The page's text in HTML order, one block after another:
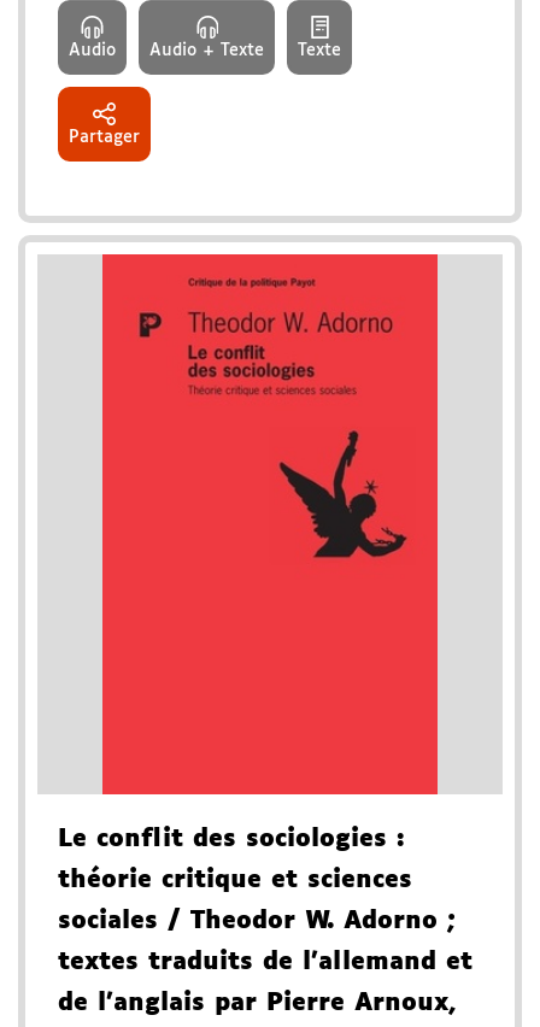
Audio Audio + Texte Texte
Partager
Le conflit des sociologies :
théorie critique et sciences
sociales / Theodor W. Adorno ;
textes traduits de l'allemand et
de l'anglais par Pierre Arnoux,